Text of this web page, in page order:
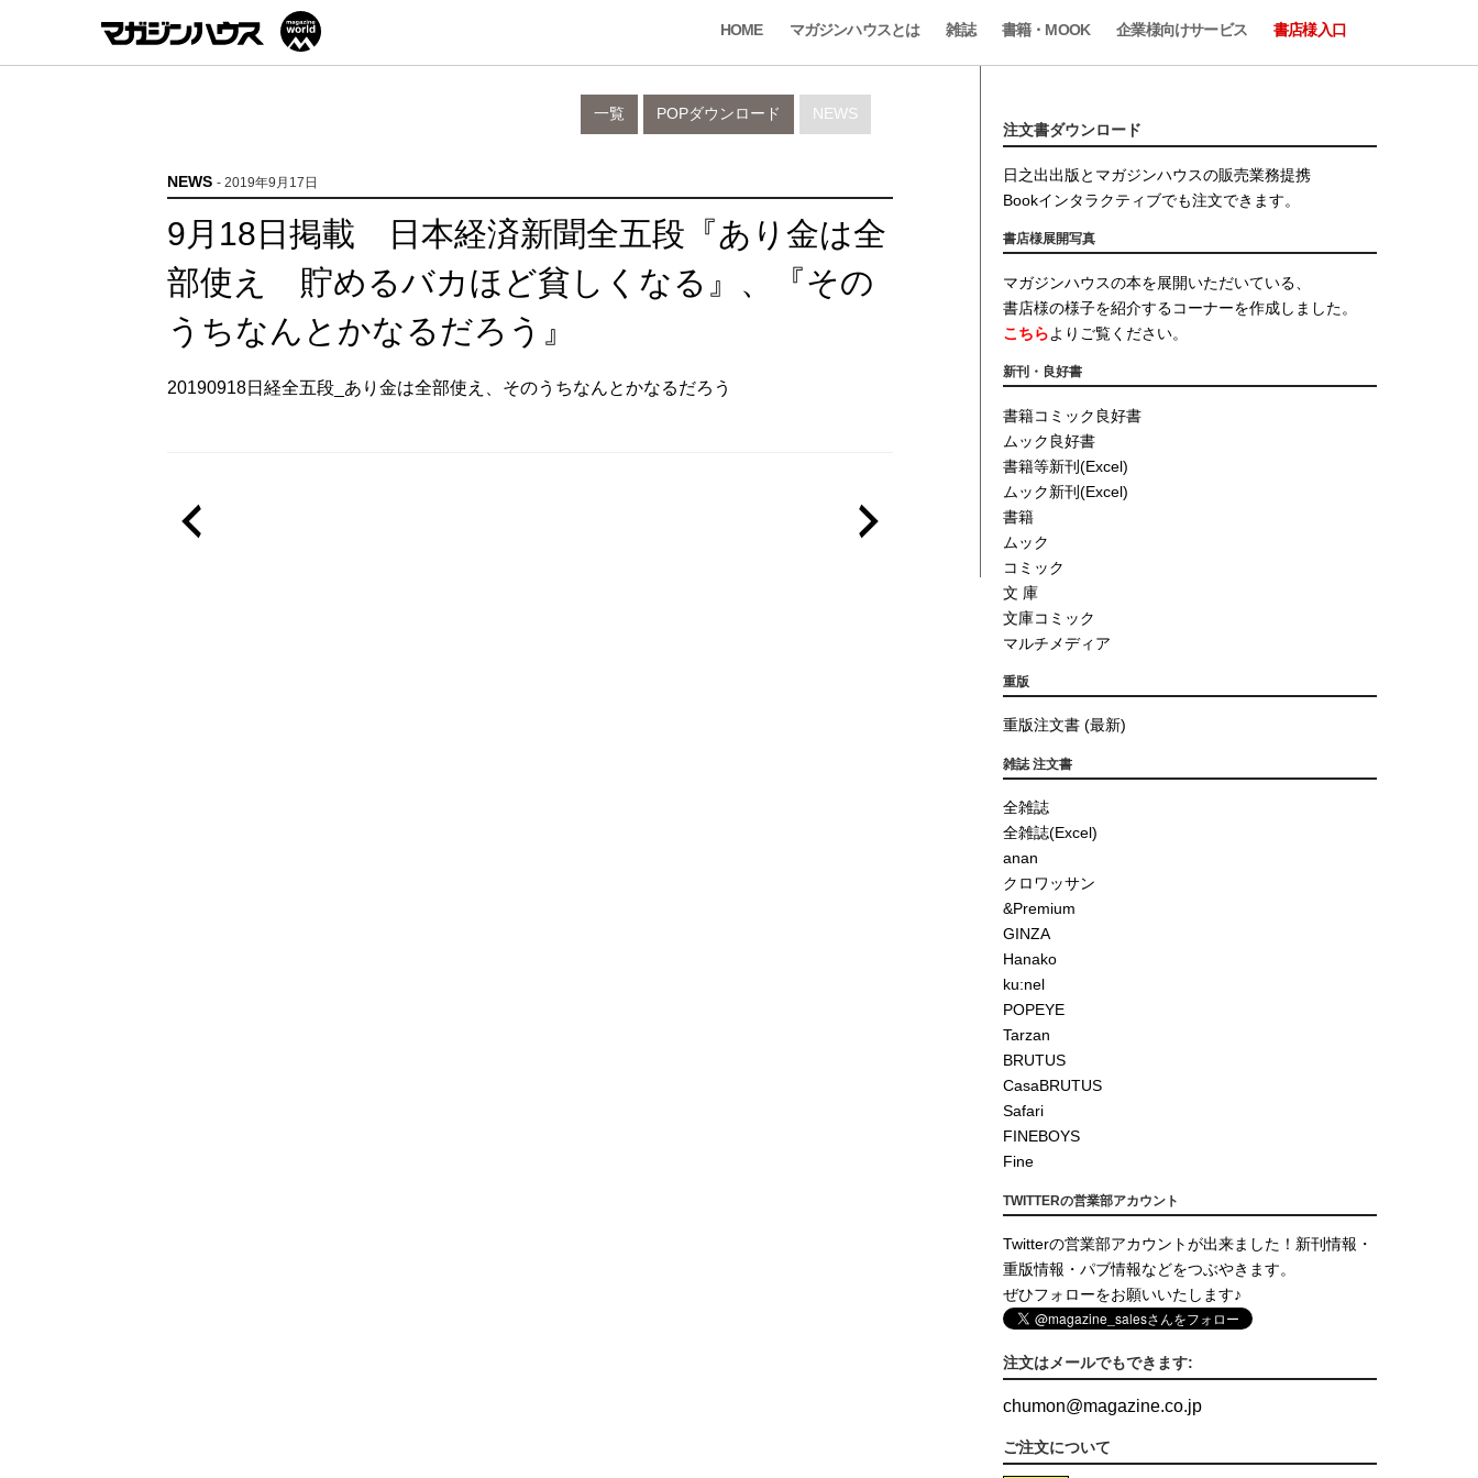
HOME マガジンハウスとは 雑誌 書籍・MOOK 企業様向けサービス 書店様入口
NEWS
POPダウンロード
一覧
NEWS - 2019年9月17日
9月18日掲載 日本経済新聞全五段『あり金は全
部使え 貯めるバカほど貧しくなる』、『その
うちなんとかなるだろう』
20190918日経全五段_あり金は全部使え、そのうちなんとかなるだろう
注文書ダウンロード
日之出出版とマガジンハウスの販売業務提携
Bookインタラクティブでも注文できます。
書店様展開写真
マガジンハウスの本を展開いただいている、
書店様の様子を紹介するコーナーを作成しました。
こちらよりご覧ください。
新刊・良好書
書籍コミック良好書
ムック良好書
書籍等新刊(Excel)
ムック新刊(Excel)
書籍
ムック
コミック
文 庫
文庫コミック
マルチメディア
重版
重版注文書 (最新)
雑誌 注文書
全雑誌
全雑誌(Excel)
anan
クロワッサン
&Premium
GINZA
Hanako
ku:nel
POPEYE
Tarzan
BRUTUS
CasaBRUTUS
Safari
FINEBOYS
Fine
TWITTERの営業部アカウント
Twitterの営業部アカウントが出来ました！新刊情報・
重版情報・パブ情報などをつぶやきます。
ぜひフォローをお願いいたします♪
注文はメールでもできます:
chumon@magazine.co.jp
ご注文について